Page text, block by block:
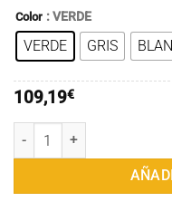
Color : VERDE
VERDE GRIS
109,19€
Maleta de mano Mixi